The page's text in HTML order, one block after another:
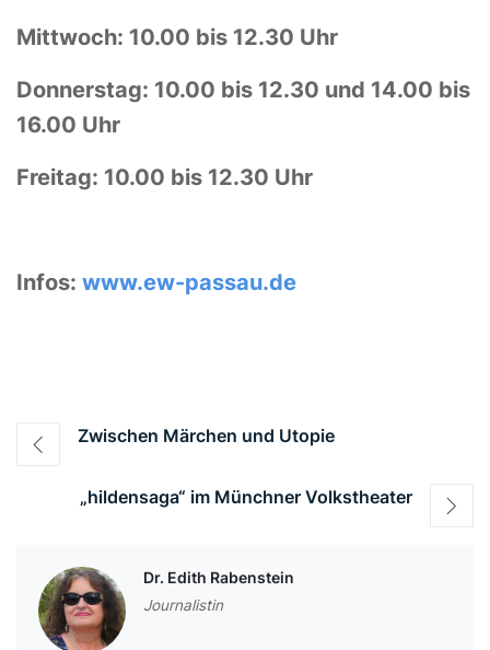
Mittwoch: 10.00 bis 12.30 Uhr
Donnerstag: 10.00 bis 12.30 und 14.00 bis
16.00 Uhr
Freitag: 10.00 bis 12.30 Uhr
Infos: www.ew-passau.de
Beitragsnavigation
Zwischen Märchen und Utopie
„hildensaga“ im Münchner Volkstheater
Dr. Edith Rabenstein
Journalistin